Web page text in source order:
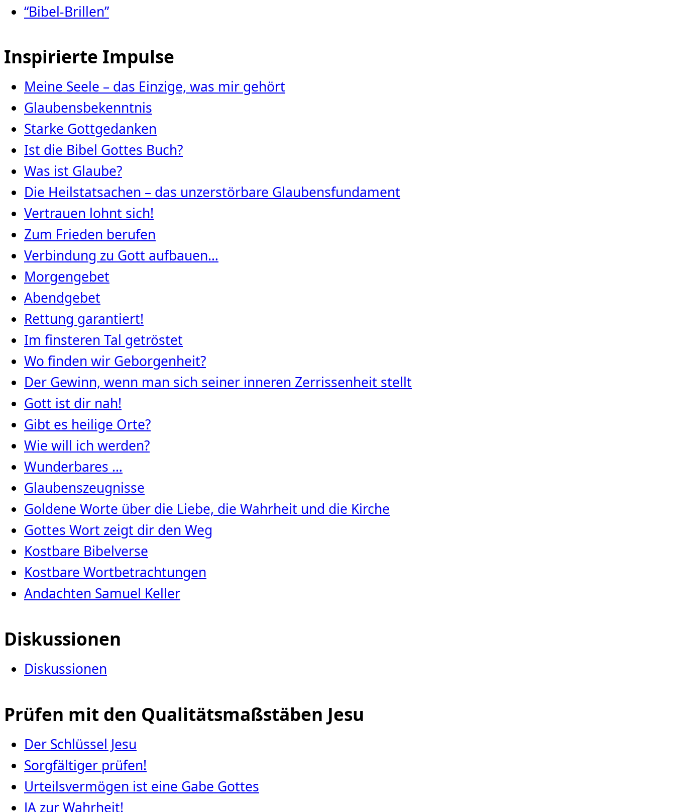
“Bibel-Brillen”
Inspirierte Impulse
Meine Seele – das Einzige, was mir gehört
Glaubensbekenntnis
Starke Gottgedanken
Ist die Bibel Gottes Buch?
Was ist Glaube?
Die Heilstatsachen – das unzerstörbare Glaubensfundament
Vertrauen lohnt sich!
Zum Frieden berufen
Verbindung zu Gott aufbauen…
Morgengebet
Abendgebet
Rettung garantiert!
Im finsteren Tal getröstet
Wo finden wir Geborgenheit?
Der Gewinn, wenn man sich seiner inneren Zerrissenheit stellt
Gott ist dir nah!
Gibt es heilige Orte?
Wie will ich werden?
Wunderbares …
Glaubenszeugnisse
Goldene Worte über die Liebe, die Wahrheit und die Kirche
Gottes Wort zeigt dir den Weg
Kostbare Bibelverse
Kostbare Wortbetrachtungen
Andachten Samuel Keller
Diskussionen
Diskussionen
Prüfen mit den Qualitätsmaßstäben Jesu
Der Schlüssel Jesu
Sorgfältiger prüfen!
Urteilsvermögen ist eine Gabe Gottes
JA zur Wahrheit!